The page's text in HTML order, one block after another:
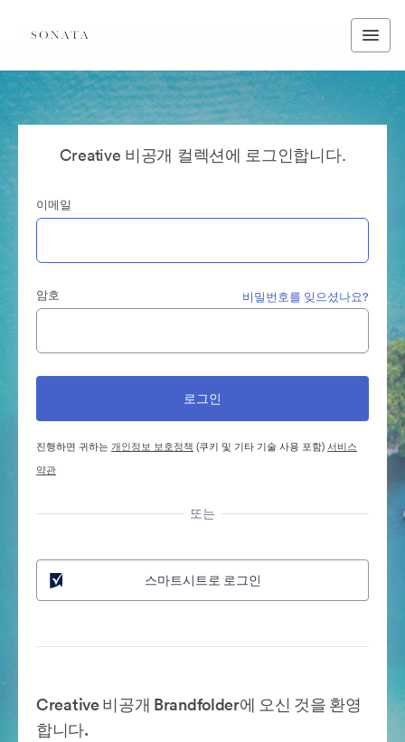
Creative 비공개 컬렉션에 로그인합니다.
이메일
암호 비밀번호를 잊으셨나요?
진행하면 귀하는개인정보 보호정책 (쿠키 및 기타 기술 사용 포함)서비스
약관
또는
스마트시트로 로그인
Creative 비공개 Brandfolder에 오신 것을 환영
합니다.